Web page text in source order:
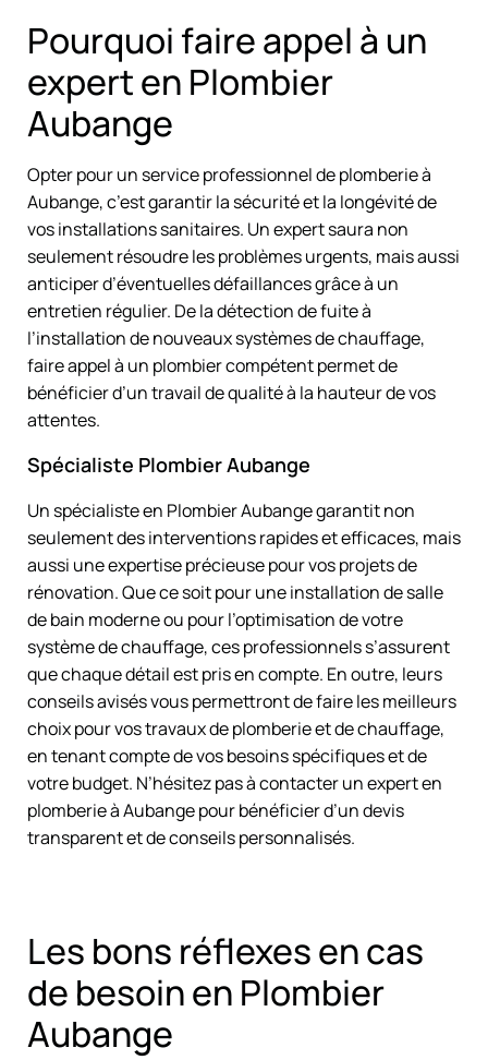
Pourquoi faire appel à un
expert en Plombier
Aubange
Opter pour un service professionnel de plomberie à
Aubange, c’est garantir la sécurité et la longévité de
vos installations sanitaires. Un expert saura non
seulement résoudre les problèmes urgents, mais aussi
anticiper d’éventuelles défaillances grâce à un
entretien régulier. De la détection de fuite à
l’installation de nouveaux systèmes de chauffage,
faire appel à un plombier compétent permet de
bénéficier d’un travail de qualité à la hauteur de vos
attentes.
Spécialiste Plombier Aubange
Un spécialiste en Plombier Aubange garantit non
seulement des interventions rapides et efficaces, mais
aussi une expertise précieuse pour vos projets de
rénovation. Que ce soit pour une installation de salle
de bain moderne ou pour l’optimisation de votre
système de chauffage, ces professionnels s’assurent
que chaque détail est pris en compte. En outre, leurs
conseils avisés vous permettront de faire les meilleurs
choix pour vos travaux de plomberie et de chauffage,
en tenant compte de vos besoins spécifiques et de
votre budget. N’hésitez pas à contacter un expert en
plomberie à Aubange pour bénéficier d’un devis
transparent et de conseils personnalisés.
Les bons réflexes en cas
de besoin en Plombier
Aubange